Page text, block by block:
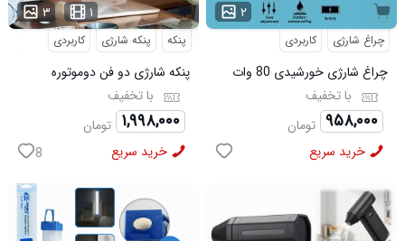
۳ ۱
پنکه پنکه شارژی کاربردی
پنکه شارژی دو فن دوموتوره
درجه
با تخفیف
۱,۹۹۸,۰۰۰ تومان
خرید سریع
8
۲
چراغ شارژی کاربردی
چراغ شارژی خورشیدی 80 وات
مدل HB V80 با تخفیف
۹۵۸,۰۰۰ تومان
خرید سریع